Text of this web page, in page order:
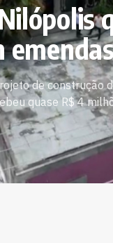
de construção
quase R$ 4